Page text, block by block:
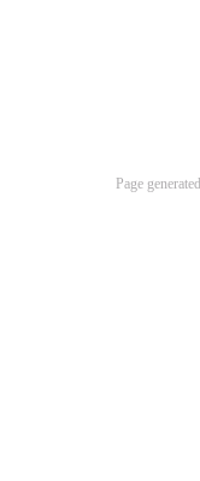
Page